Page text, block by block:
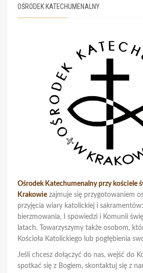
OŚRODEK KATECHUMENALNY
Ośrodek Katechumenalny przy kościele
Krakowie zajmuje się przygotowaniem
przyjęcia wiary katolickiej i
bierzmowania, I spowiedzi i Komunii
latach. Towarzyszymy także osobom,
Kościoła Katolickiego lub pogłębienia
Jeśli chcesz dołączyć do nas, wejść do
spotkać się z Bogiem, skontaktuj się z